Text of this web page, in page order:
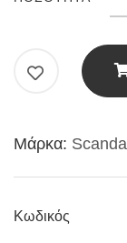
Μάρκα:
Κωδικός